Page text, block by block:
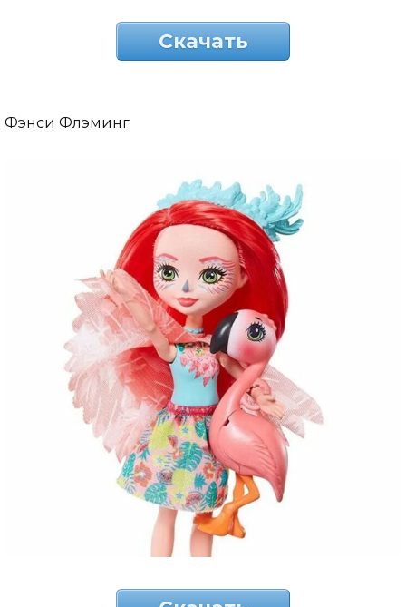
Скачать
Фэнси Флэминг